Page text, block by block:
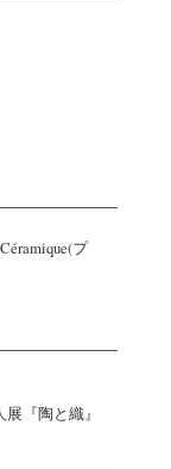
プ
『陶と織』